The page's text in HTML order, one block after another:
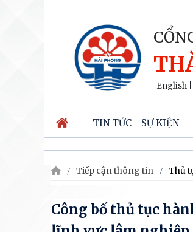
English
TIN TỨC - SỰ KIỆN
Tiếp cận thông tin Thủ
Công bố thủ tục